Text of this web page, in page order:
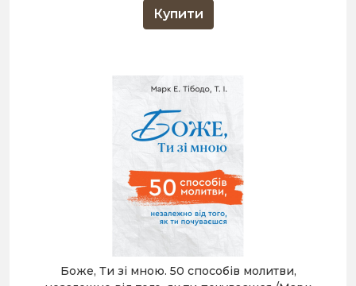
Купити
Боже, Ти зі мною. 50 способів молитви,